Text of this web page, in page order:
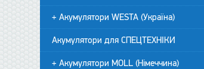
+ Акумулятори WESTA (Україна)
Акумулятори для СПЕЦТЕХНІКИ
+ Акумулятори MOLL (Німеччина)